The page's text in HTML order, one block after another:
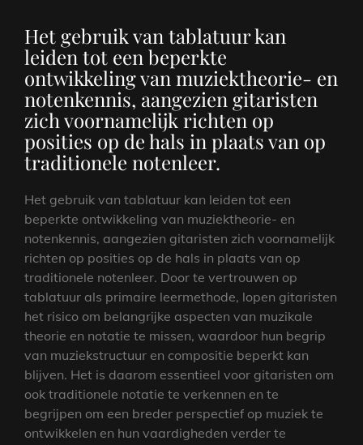
Het gebruik van tablatuur kan
leiden tot een beperkte
ontwikkeling van muziektheorie- en
notenkennis, aangezien gitaristen
zich voornamelijk richten op
posities op de hals in plaats van op
traditionele notenleer.
Het gebruik van tablatuur kan leiden tot een
beperkte ontwikkeling van muziektheorie- en
notenkennis, aangezien gitaristen zich voornamelijk
richten op posities op de hals in plaats van op
traditionele notenleer. Door te vertrouwen op
tablatuur als primaire leermethode, lopen gitaristen
het risico om belangrijke aspecten van muzikale
theorie en notatie te missen, waardoor hun begrip
van muziekstructuur en compositie beperkt kan
blijven. Het is daarom essentieel voor gitaristen om
ook traditionele notatie te verkennen en te
begrijpen om een breder perspectief op muziek te
ontwikkelen en hun vaardigheden verder te